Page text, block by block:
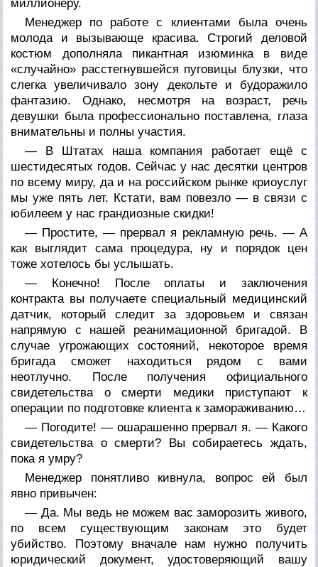
миллионеру.
Менеджер по работе с клиентами была очень
молода и вызывающе красива. Строгий деловой
костюм дополняла пикантная изюминка в виде
«случайно» расстегнувшейся пуговицы блузки, что
слегка увеличивало зону декольте и будоражило
фантазию. Однако, несмотря на возраст, речь
девушки была профессионально поставлена, глаза
внимательны и полны участия.
— В Штатах наша компания работает ещё с
шестидесятых годов. Сейчас у нас десятки центров
по всему миру, да и на российском рынке криоуслуг
мы уже пять лет. Кстати, вам повезло — в связи с
юбилеем у нас грандиозные скидки!
— Простите, — прервал я рекламную речь. — А
как выглядит сама процедура, ну и порядок цен
тоже хотелось бы услышать.
— Конечно! После оплаты и заключения
контракта вы получаете специальный медицинский
датчик, который следит за здоровьем и связан
напрямую с нашей реанимационной бригадой. В
случае угрожающих состояний, некоторое время
бригада сможет находиться рядом с вами
неотлучно. После получения официального
свидетельства о смерти медики приступают к
операции по подготовке клиента к замораживанию…
— Погодите! — ошарашенно прервал я. — Какого
свидетельства о смерти? Вы собираетесь ждать,
пока я умру?
Менеджер понятливо кивнула, вопрос ей был
явно привычен:
— Да. Мы ведь не можем вас заморозить живого,
по всем существующим законам это будет
убийство. Поэтому вначале нам нужно получить
юридический документ, удостоверяющий вашу